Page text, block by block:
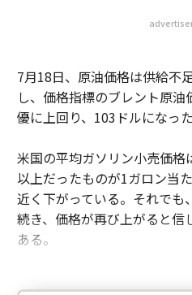
7月18日、原油価格は供給不
し、価格指標のブレント原
優に上回り、103ドルになった
米国の平均ガソリン小売価
以上だったものが1ガロン当
近く下がっている。それでも
続き、価格が再び上がると信
ある。